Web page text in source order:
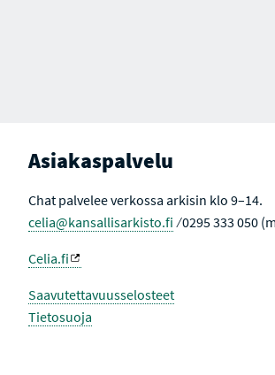
Asiakaspalvelu
Chat palvelee verkossa arkisin klo 9–14.
celia@kansallisarkisto.fi ⁄ 0295 333 050
Celia.fi
Saavutettavuusselosteet
Tietosuoja